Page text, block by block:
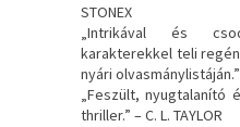
STONEX
„Intrikával és
karakterekkel teli
nyári olvasmánylistáján.”
„Feszült, nyugtalanító
thriller.” – C. L. TAYLOR